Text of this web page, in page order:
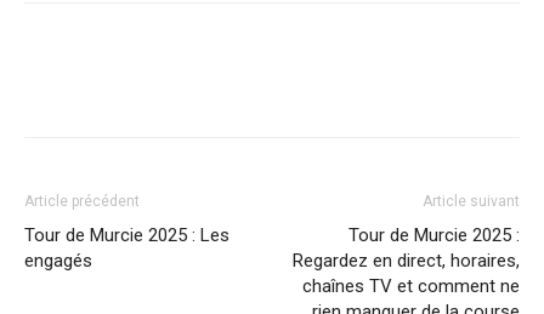
Article précédent
Tour de Murcie 2025 : Les
engagés
Article suivant
Tour de Murcie 2025 :
Regardez en direct, horaires,
chaînes TV et comment ne